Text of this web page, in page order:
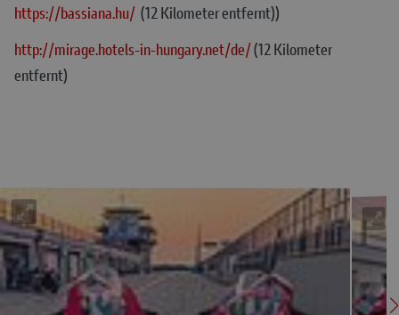
https://bassiana.hu/ (12 Kilometer entfernt))
http://mirage.hotels-in-hungary.net/de/(12 Kilometer
entfernt)